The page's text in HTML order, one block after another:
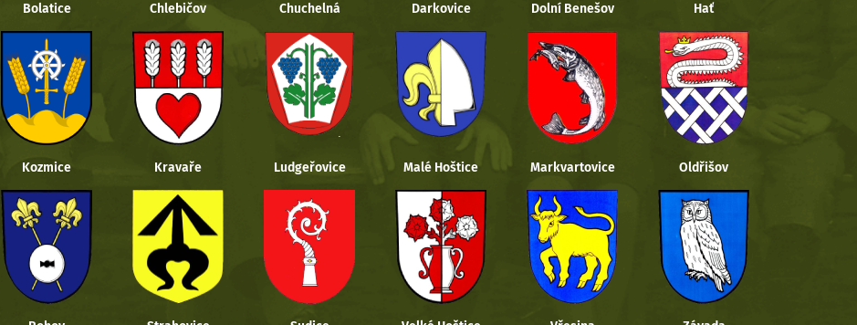
Bolatice Chlebičov Chuchelná Darkovice Dolní Benešov Hať
Kozmice Kravaře Ludgeřovice Malé Hoštice Markvartovice Oldřišov